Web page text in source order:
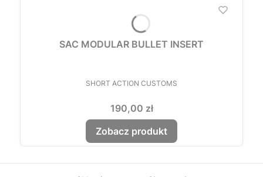
SAC MODULAR BULLET INSERT
PRODUCENT
SHORT ACTION CUSTOMS
Cena
190,00 zł
Zobacz produkt